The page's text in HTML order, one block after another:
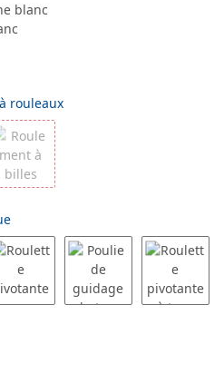
blanc
rouleaux